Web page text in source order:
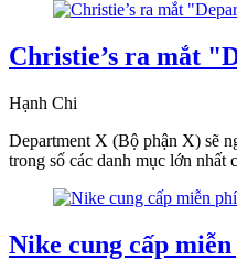
Christie’s ra mắt
Hạnh Chi
Department X (Bộ phận X) sẽ
trong số các danh mục lớn nhất
Nike cung cấp